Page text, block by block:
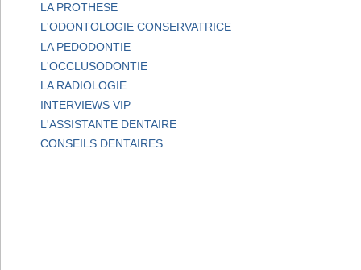
LA PROTHESE
L'ODONTOLOGIE CONSERVATRICE
LA PEDODONTIE
L'OCCLUSODONTIE
LA RADIOLOGIE
INTERVIEWS VIP
L'ASSISTANTE DENTAIRE
CONSEILS DENTAIRES